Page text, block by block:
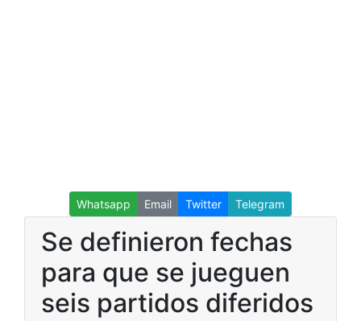
Whatsapp Email Twitter Telegram
Se definieron fechas
para que se jueguen
seis partidos diferidos